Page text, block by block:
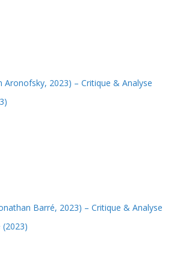
Aronofsky, 2023) – Critique & Analyse
Barré, 2023) – Critique & Analyse